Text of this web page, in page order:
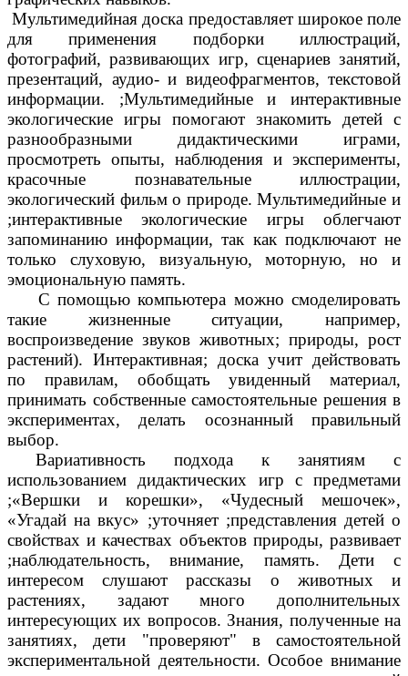
Мультимедийная доска предоставляет широкое поле
для применения подборки иллюстраций,
фотографий, развивающих игр, сценариев занятий,
презентаций, аудио- и видеофрагментов, текстовой
информации. ;Мультимедийные и интерактивные
экологические игры помогают знакомить детей с
разнообразными дидактическими играми,
просмотреть опыты, наблюдения и эксперименты,
красочные познавательные иллюстрации,
экологический фильм о природе. Мультимедийные и
;интерактивные экологические игры облегчают
запоминанию информации, так как подключают не
только слуховую, визуальную, моторную, но и
эмоциональную память.
С помощью компьютера можно смоделировать
такие жизненные ситуации, например,
воспроизведение звуков животных; природы, рост
растений). Интерактивная; доска учит действовать
по правилам, обобщать увиденный материал,
принимать собственные самостоятельные решения в
экспериментах, делать осознанный правильный
выбор.
Вариативность подхода к занятиям с
использованием дидактических игр с предметами
;«Вершки и корешки», «Чудесный мешочек»,
«Угадай на вкус» ;уточняет ;представления детей о
свойствах и качествах объектов природы, развивает
;наблюдательность, внимание, память. Дети с
интересом слушают рассказы о животных и
растениях, задают много дополнительных
интересующих их вопросов. Знания, полученные на
занятиях, дети "проверяют" в самостоятельной
экспериментальной деятельности. Особое внимание